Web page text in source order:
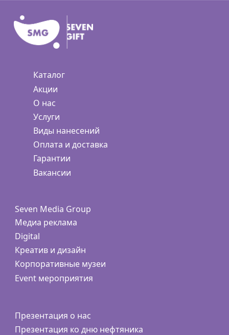
Каталог
Акции
О нас
Услуги
Виды нанесений
Оплата и доставка
Гарантии
Вакансии
Seven Media Group
Медиа реклама
Digital
Креатив и дизайн
Корпоративные музеи
Event мероприятия
Презентация о нас
Презентация ко дню нефтяника